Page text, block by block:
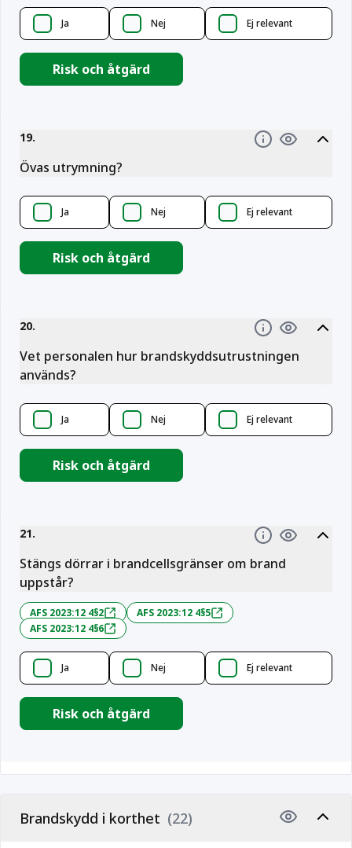
Ja Nej Ej relevant
Risk och åtgärd
19.
Övas utrymning?
Ja Nej Ej relevant
Risk och åtgärd
20.
Vet personalen hur brandskyddsutrustningen
används?
Ja Nej Ej relevant
Risk och åtgärd
21.
Stängs dörrar i brandcellsgränser om brand
uppstår?
AFS 2023:12 4§2
AFS 2023:12 4§5
AFS 2023:12 4§6
Ja Nej Ej relevant
Risk och åtgärd
Brandskydd i korthet (22)